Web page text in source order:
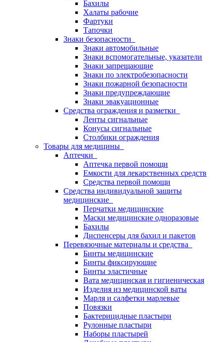
Бахилы
Халаты рабочие
Фартуки
Тапочки
Знаки безопасности
Знаки автомобильные
Знаки вспомогательные, указатели
Знаки запрещающие
Знаки по электробезопасности
Знаки пожарной безопасности
Знаки предупреждающие
Знаки эвакуационные
Средства ограждения и разметки
Ленты сигнальные
Конусы сигнальные
Столбики ограждения
Товары для медицины
Аптечки
Аптечка первой помощи
Емкости для лекарственных средств
Средства первой помощи
Средства индивидуальной защиты
медицинские
Перчатки медицинские
Маски медицинские одноразовые
Бахилы
Диспенсеры для бахил и пакетов
Перевязочные материалы и средства
Бинты медицинские
Бинты фиксирующие
Бинты эластичные
Вата медицинская и гигиеническая
Изделия из медицинской ваты
Марля и салфетки марлевые
Повязки
Бактерицидные пластыри
Рулонные пластыри
Наборы пластырей